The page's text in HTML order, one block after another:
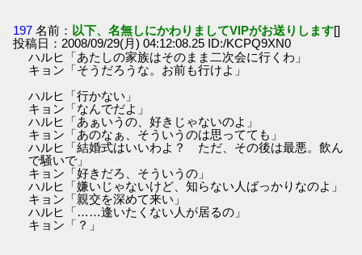
197 名前： 以下、名無しにかわりましてVIPがお送りします[]
投稿日：2008/09/29(月) 04:12:08.25 ID:/KCPQ9XN0
ハルヒ「あたしの家族はそのまま二次会に行くわ」
キョン「そうだろうな。お前も行けよ」
ハルヒ「行かない」
キョン「なんでだよ」
ハルヒ「あぁいうの、好きじゃないのよ」
キョン「あのなぁ、そういうのは思ってても」
ハルヒ「結婚式はいいわよ？ ただ、その後は最悪。飲ん
で騒いで」
キョン「好きだろ、そういうの」
ハルヒ「嫌いじゃないけど、知らない人ばっかりなのよ」
キョン「親交を深めて来い」
ハルヒ「……逢いたくない人が居るの」
キョン「？」